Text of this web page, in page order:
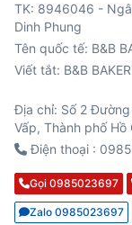
TK: 8946046 -
Viết tắt: B&B
Địa chỉ: Số 2 Đường
Vấp, Thành phố Hồ
Điện thoại :
Gọi 0985023697
Zalo 0985023697